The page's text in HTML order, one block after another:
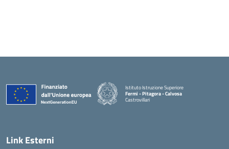
Istituto Istruzione Superiore
Fermi - Pitagora - Calvosa
Castrovillari
Link Esterni